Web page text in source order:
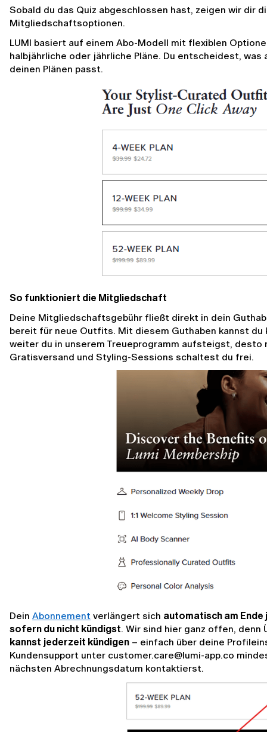
Sobald du das Quiz abgeschlossen hast, zeigen wir dir
Mitgliedschaftsoptionen.
LUMI basiert auf einem Abo-Modell mit flexiblen
halbjährliche oder jährliche Pläne. Du entscheidest, was
deinen Plänen passt.
So funktioniert die Mitgliedschaft
Deine Mitgliedschaftsgebühr fließt direkt in dein
bereit für neue Outfits. Mit diesem Guthaben kannst du
weiter du in unserem Treueprogramm aufsteigst, desto
Gratisversand und Styling-Sessions schaltest du frei.
Dein Abonnement verlängert sich automatisch am
sofern du nicht kündigst. Wir sind hier ganz offen,
kannst jederzeit kündigen – einfach über deine
Kundensupport unter customer.care@lumi-app.co
nächsten Abrechnungsdatum kontaktierst.